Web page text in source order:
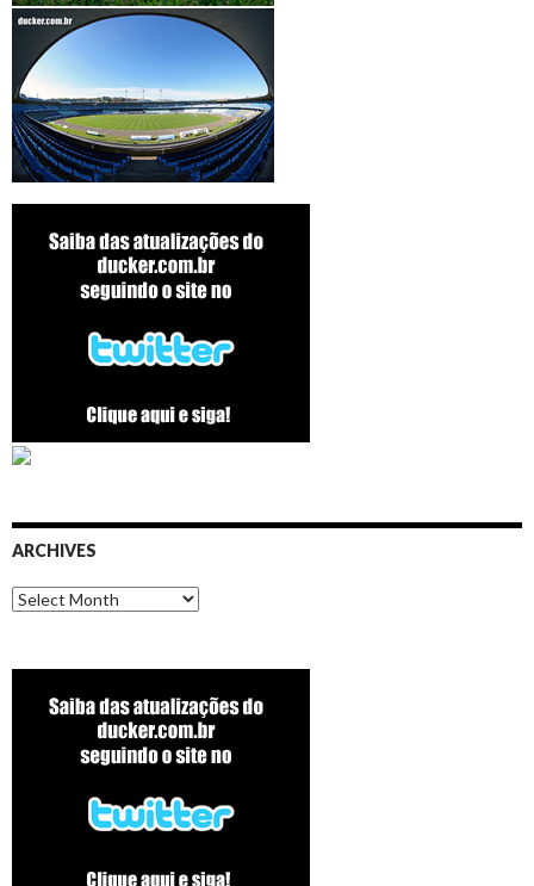
ARCHIVES
Archives